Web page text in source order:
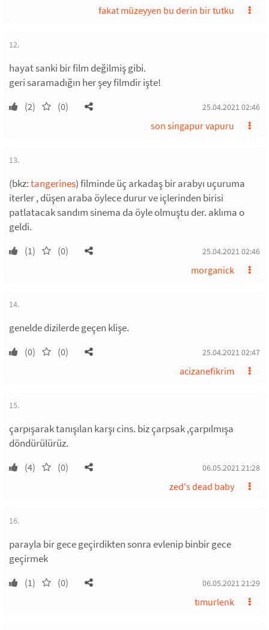
fakat müzeyyen bu derin bir tutku
12.
hayat sanki bir film değilmiş gibi.
geri saramadığın her şey filmdir işte!
(2) (0) 25.04.2021 02:46
son singapur vapuru
13.
(bkz:tangerines) filminde üç arkadaş bir arabyı uçuruma
iterler , düşen araba öylece durur ve içlerinden birisi
patlatacak sandım sinema da öyle olmuştu der. aklıma o
geldi.
(1) (0) 25.04.2021 02:46
morganick
14.
genelde dizilerde geçen klişe.
(0) (0) 25.04.2021 02:47
acizanefikrim
15.
çarpışarak tanışılan karşı cins. biz çarpsak ,çarpılmışa
döndürülürüz.
(4) (0) 06.05.2021 21:28
zed's dead baby
16.
parayla bir gece geçirdikten sonra evlenip binbir gece
geçirmek
(1) (0) 06.05.2021 21:29
tımurlenk